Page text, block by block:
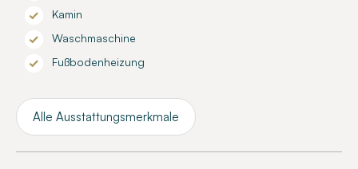
Kamin
Waschmaschine
Fußbodenheizung
Alle Ausstattungsmerkmale